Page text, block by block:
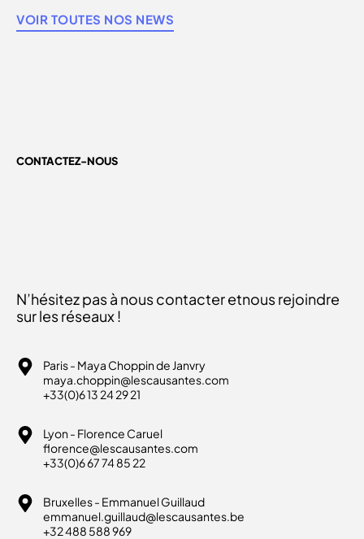
VOIR TOUTES NOS NEWS
CONTACTEZ-NOUS
N’hésitez pas à nous contacter etnous rejoindre
sur les réseaux !
Paris - Maya Choppin de Janvry
maya.choppin@lescausantes.com
+33(0)6 13 24 29 21
Lyon - Florence Caruel
florence@lescausantes.com
+33(0)6 67 74 85 22
Bruxelles - Emmanuel Guillaud
emmanuel.guillaud@lescausantes.be
+32 488 588 969